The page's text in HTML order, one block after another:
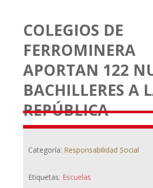
COLEGIOS DE
FERROMINERA
APORTAN 122
BACHILLERES A
REPÚBLICA
Categoría: Responsabilidad Social
Etiquetas: Escuelas